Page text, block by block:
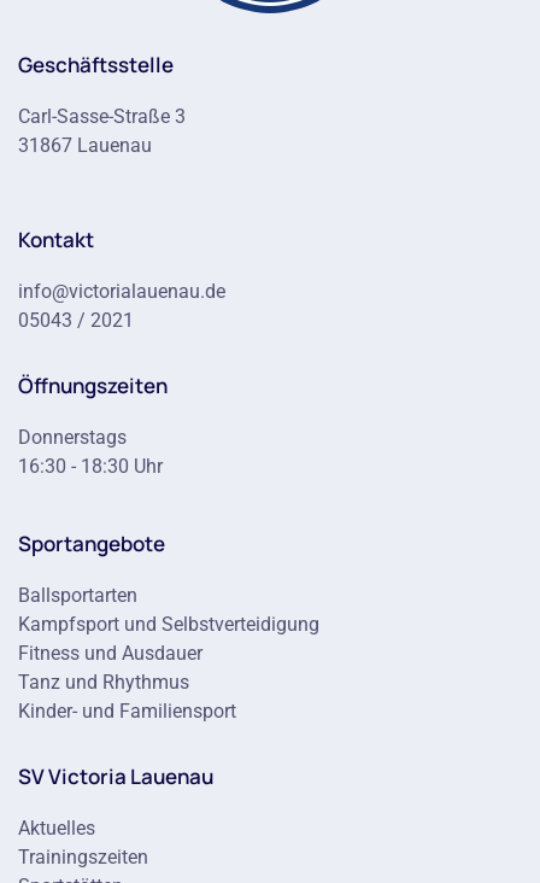
Geschäftsstelle
Carl-Sasse-Straße 3
31867 Lauenau
Kontakt
info@victorialauenau.de
05043 / 2021
Öffnungszeiten
Donnerstags
16:30 - 18:30 Uhr
Sportangebote
Ballsportarten
Kampfsport und Selbstverteidigung
Fitness und Ausdauer
Tanz und Rhythmus
Kinder- und Familiensport
SV Victoria Lauenau
Aktuelles
Trainingszeiten